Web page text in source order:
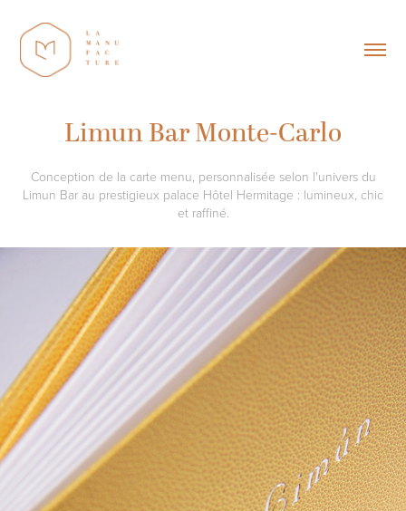
Limun Bar Monte-Carlo
Conception de la carte menu, personnalisée selon l'univers du
Limun Bar au prestigieux palace Hôtel Hermitage : lumineux, chic
et raffiné.